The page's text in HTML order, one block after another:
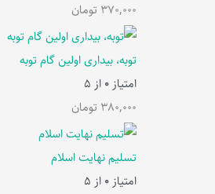
370,000 تومان
توبه، بیداری اولین گام توبه
امتیاز 0 از 5
380,000 تومان
تسلیم نهایت اسلام
امتیاز 0 از 5